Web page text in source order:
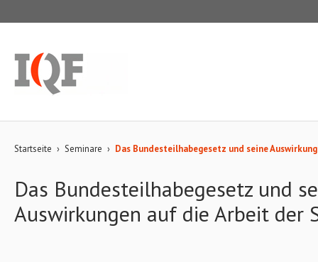
Startseite › Seminare › Das Bundesteilhabegesetz und seine
Das Bundesteilhabegesetz und
Auswirkungen auf die Arbeit der